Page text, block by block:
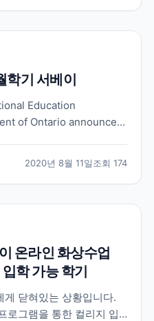
학기 서베이
Education
of Ontario announced
2020년 8월 11일조회 174
온라인 화상수업
학 가능 학기
게 닫혀있는 상황입니다.
로그램을 통한 컬리지 입